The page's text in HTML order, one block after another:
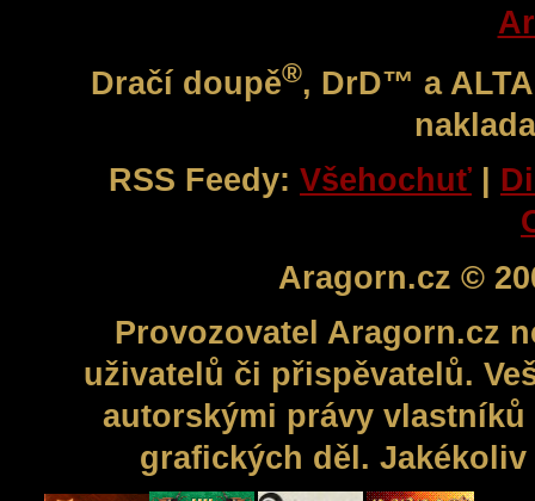
Dračí doupě®, DrD™ a
RSS Feedy: Všehochuť
Aragorn.cz ©
Provozovatel Aragorn.cz
uživatelů či přispěvatelů.
autorskými právy
grafických děl.